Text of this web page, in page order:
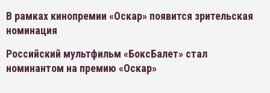
В рамках кинопремии «Оскар» появится зрительская
номинация
Российский мультфильм «БоксБалет» стал
номинантом на премию «Оскар»